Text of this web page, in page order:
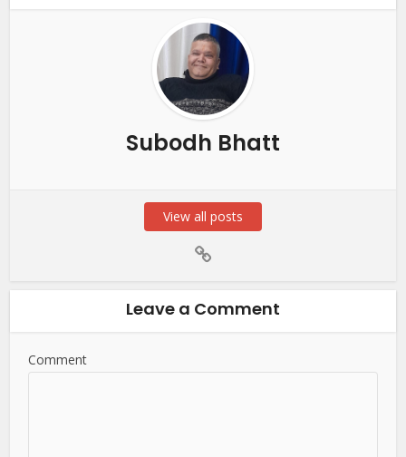
Subodh Bhatt
View all posts
Leave a Comment
Comment